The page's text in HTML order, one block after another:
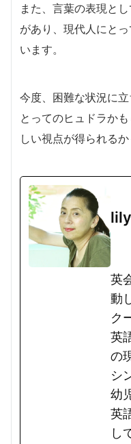
また、言葉の表現と
があり、現代人にと
います。
今度、困難な状況に
とってのヒュドラか
しい視点が得られるか
lily
英
動
ク
英
の
シ
幼
英
し